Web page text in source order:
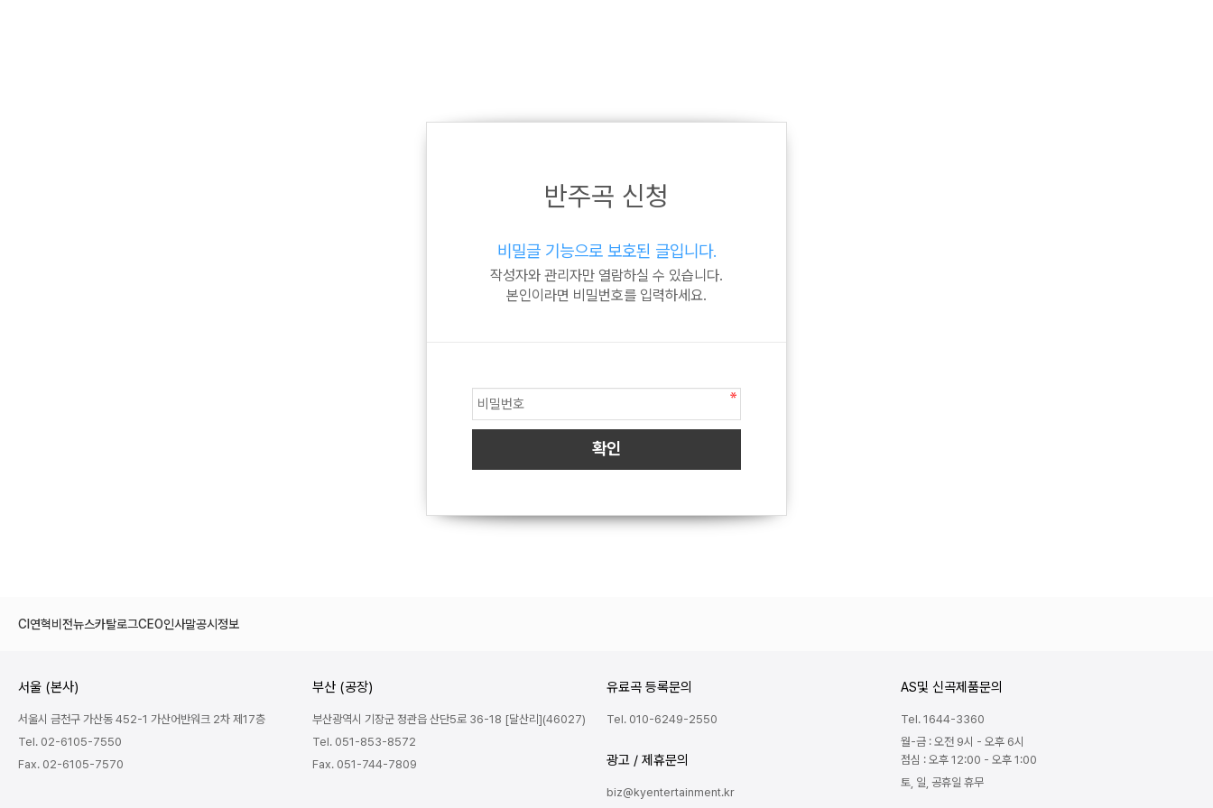
반주곡 신청
비밀글 기능으로 보호된 글입니다.
작성자와 관리자만 열람하실 수 있습니다.
본인이라면 비밀번호를 입력하세요.
CI연혁비전뉴스카탈로그CEO인사말공시정보
서울 (본사)
서울시 금천구 가산동 452-1 가산어반워크 2차 제17층
Tel. 02-6105-7550
Fax. 02-6105-7570
부산 (공장)
부산광역시 기장군 정관읍 산단5로 36-18 [달산리](46027)
Tel. 051-853-8572
Fax. 051-744-7809
유료곡 등록문의
Tel. 010-6249-2550
광고 / 제휴문의
biz@kyentertainment.kr
AS및 신곡제품문의
Tel. 1644-3360
월-금 : 오전 9시 - 오후 6시
점심 : 오후 12:00 - 오후 1:00
토, 일, 공휴일 휴무